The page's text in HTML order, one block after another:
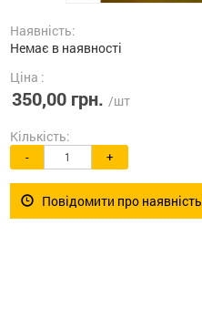
Наявність:
Немає в наявності
Ціна :
350,00 грн. /шт
Кількість:
- +
Повідомити про наявність